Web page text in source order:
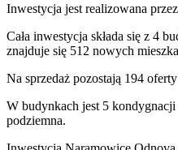
Inwestycja jest realizowana przez
Cała inwestycja składa się z 4
znajduje się 512 nowych
Na sprzedaż pozostają 194
W budynkach jest 5 kondygnacji
podziemna.